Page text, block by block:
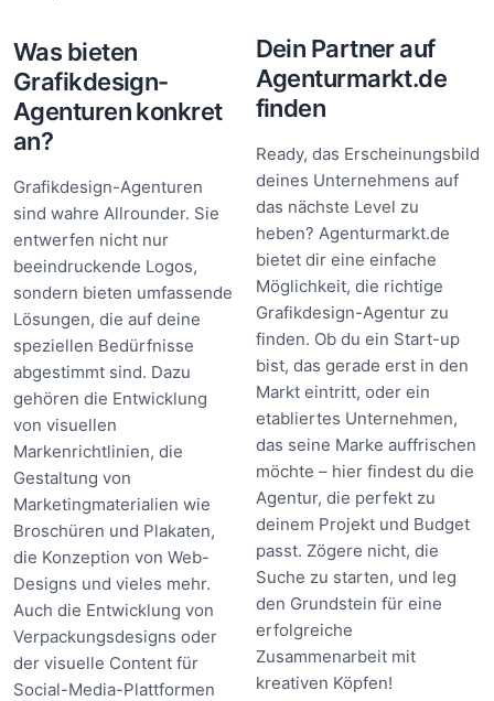
Was bieten
Grafikdesign-
Agenturen konkret
an?
Grafikdesign-Agenturen
sind wahre Allrounder. Sie
entwerfen nicht nur
beeindruckende Logos,
sondern bieten umfassende
Lösungen, die auf deine
speziellen Bedürfnisse
abgestimmt sind. Dazu
gehören die Entwicklung
von visuellen
Markenrichtlinien, die
Gestaltung von
Marketingmaterialien wie
Broschüren und Plakaten,
die Konzeption von Web-
Designs und vieles mehr.
Auch die Entwicklung von
Verpackungsdesigns oder
der visuelle Content für
Social-Media-Plattformen
Dein Partner auf
Agenturmarkt.de
finden
Ready, das Erscheinungsbild
deines Unternehmens auf
das nächste Level zu
heben? Agenturmarkt.de
bietet dir eine einfache
Möglichkeit, die richtige
Grafikdesign-Agentur zu
finden. Ob du ein Start-up
bist, das gerade erst in den
Markt eintritt, oder ein
etabliertes Unternehmen,
das seine Marke auffrischen
möchte – hier findest du die
Agentur, die perfekt zu
deinem Projekt und Budget
passt. Zögere nicht, die
Suche zu starten, und leg
den Grundstein für eine
erfolgreiche
Zusammenarbeit mit
kreativen Köpfen!